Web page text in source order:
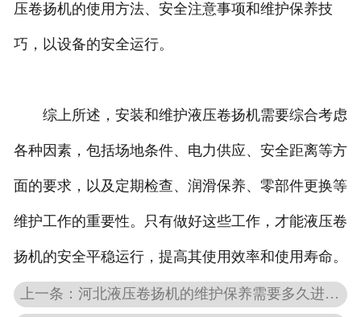
压卷扬机的使用方法、安全注意事项和维护保养技
巧，以设备的安全运行。
综上所述，安装和维护液压卷扬机需要综合考虑
各种因素，包括场地条件、电力供应、安全距离等方
面的要求，以及定期检查、润滑保养、零部件更换等
维护工作的重要性。只有做好这些工作，才能液压卷
扬机的安全平稳运行，提高其使用效率和使用寿命。
上一条：河北液压卷扬机的维护保养需要多久进行一次？需要哪些常规维护步骤？